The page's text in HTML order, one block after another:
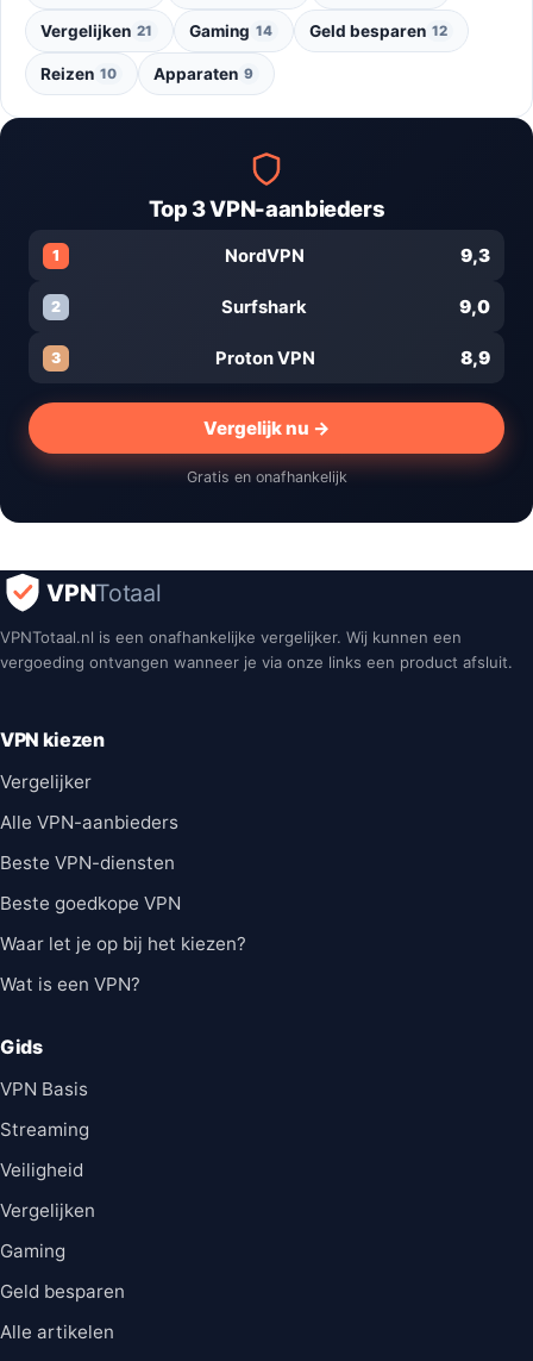
Vergelijken 21 Gaming 14 Geld besparen 12
Reizen 10 Apparaten 9
Top 3 VPN-aanbieders
1 NordVPN 9,3
2 Surfshark 9,0
3 Proton VPN 8,9
Vergelijk nu →
Gratis en onafhankelijk
VPNTotaal
VPNTotaal.nl is een onafhankelijke vergelijker. Wij kunnen een
vergoeding ontvangen wanneer je via onze links een product afsluit.
VPN kiezen
Vergelijker
Alle VPN-aanbieders
Beste VPN-diensten
Beste goedkope VPN
Waar let je op bij het kiezen?
Wat is een VPN?
Gids
VPN Basis
Streaming
Veiligheid
Vergelijken
Gaming
Geld besparen
Alle artikelen